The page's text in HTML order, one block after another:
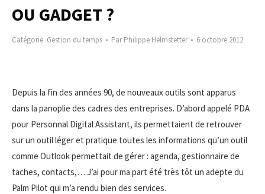
OU GADGET ?
Catégorie Gestion du temps ParPhilippe Helmstetter 6 octobre 2012
Depuis la fin des années 90, de nouveaux outils sont apparus
dans la panoplie des cadres des entreprises. D’abord appelé PDA
pour Personnal Digital Assistant, ils permettaient de retrouver
sur un outil léger et pratique toutes les informations qu’un outil
comme Outlook permettait de gérer : agenda, gestionnaire de
taches, contacts,… J’ai pour ma part été très tôt un adepte du
Palm Pilot qui m’a rendu bien des services.